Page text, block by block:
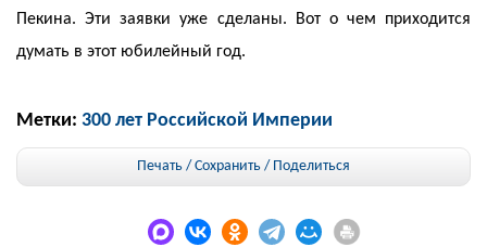
Пекина. Эти заявки уже сделаны. Вот о чем приходится
думать в этот юбилейный год.
Метки: 300 лет Российской Империи
Печать / Сохранить / Поделиться